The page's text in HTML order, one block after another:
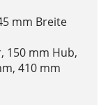
mm Breite
150 mm Hub,
410 mm